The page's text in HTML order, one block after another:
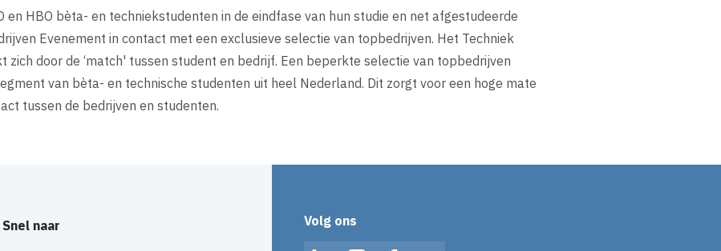
en HBO bèta- en techniekstudenten in de eindfase van hun studie en net afgestudeerde
Evenement in contact met een exclusieve selectie van topbedrijven. Het Techniek
zich door de ‘match' tussen student en bedrijf. Een beperkte selectie van topbedrijven
van bèta- en technische studenten uit heel Nederland. Dit zorgt voor een hoge mate
tussen de bedrijven en studenten.
Snel naar Volg ons